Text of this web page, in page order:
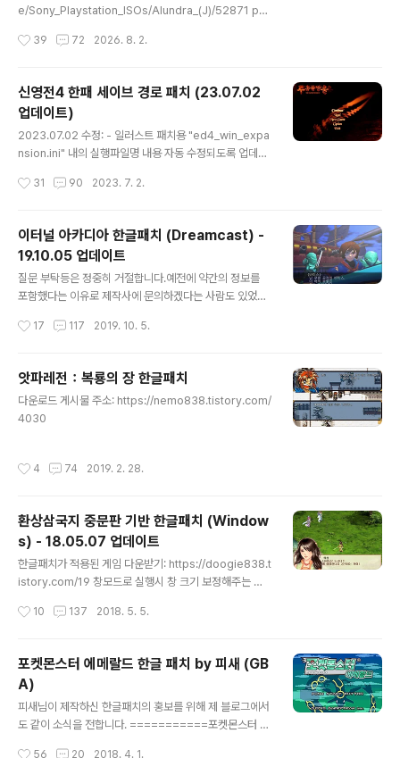
e/Sony_Playstation_ISOs/Alundra_(J)/52871 ps.
쩔 수가 없겠지만, 최소한 출처는 밝히고 가져가는게 도리
도 느낄 수 있게 배려해주세요. ================
===================================
======== 아란드라 Nobios-한글패치 PSIO 이용 실
기 구동 화면 에뮬레이터 구동 화면
39 72 2026. 8. 2.
신영전4 한패 세이브 경로 패치 (23.07.02
업데이트)
2023.07.02 수정: - 일러스트 패치용 "ed4_win_expa
nsion.ini" 내의 실행파일명 내용 자동 수정되도록 업데이
===================================
는 문제 수정 - 일러스트 패치 파일 자동 실행 메뉴 추가됨
(일러스트 패치는 따로 받아 폴더에 동봉해야 함) =====
===================================
============================ 2023.06.
06 수정: - 최종 패치가 적용되어있지 않았던 것을 발견하
=========..
31 90 2023. 7. 2.
이터널 아카디아 한글패치 (Dreamcast) -
19.10.05 업데이트
질문 부탁등은 정중히 거절합니다.예전에 약간의 정보를
포함했다는 이유로 제작사에 문의하겠다는 사람도 있었습
는 사람에겐 문제가 있을 수도 있습니다. 소란이 발생하면
이상 패치 적용된 상태로 자료가 떠도는건 어쩔 수가 없겠
지만, 최소한 출처는 밝히고 가져가는게 도리라 생각됩니
다. 댓가 없이 하는 작업이니만큼 "뿌듯함"이라도 느낄 수
있게 배려해주세요. ※. 19.10.05 수정내역 - 몬스터 '누
진행이 되지 않는 오류 수정 ※. 17.04.18 패치내역 - 초반
17 117 2019. 10. 5.
앗파레전：복룡의 장 한글패치
다운로드 게시물 주소: https://nemo838.tistory.com/
4030
4 74 2019. 2. 28.
환상삼국지 중문판 기반 한글패치 (Window
s) - 18.05.07 업데이트
한글패치가 적용된 게임 다운받기: https://doogie838.t
istory.com/19 창모드로 실행시 창 크기 보정해주는 유
================ 수정사항: - 18.05.07 1. 오타,
나오도록 수정. 3. 뇌변/뇌번 → 뇌변으로 통일. 4. 난인수
스킬 설명 수정. 5. 연기의 스킬명 "참룡결" 제대로 출력되
도록 수정. - 18.05.05 1. 오타,말투 수정. - 18.05.03 1.
지명 팻말 한글로 나오도록 수정됨. (적벽선전장 팻말이 이
상하게 나오는 건 한글판 데이터를 그대로 갖다썼는데 그
10 137 2018. 5. 5.
포켓몬스터 에메랄드 한글 패치 by 피새 (GB
A)
피새님이 제작하신 한글패치의 홍보를 위해 제 블로그에서
도 같이 소식을 전합니다. ===========포켓몬스터 에
56 20 2018. 4. 1.